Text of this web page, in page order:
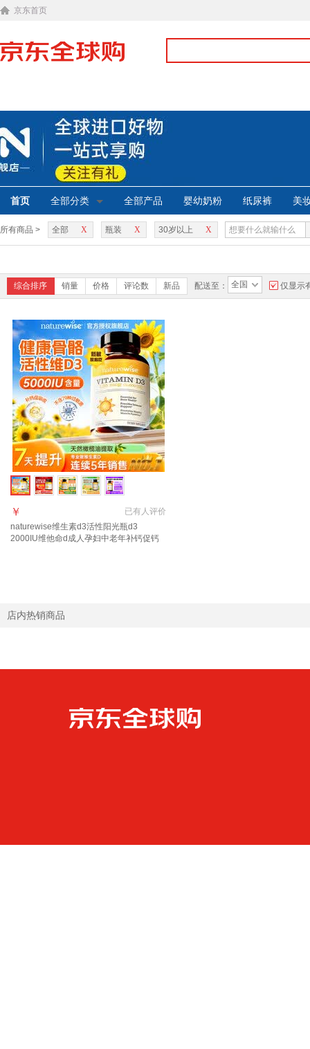
京东首页
首页 全部分类 全部产品 婴幼奶粉 纸尿裤 美
所有商品 > X
全部 X
瓶装 X
30岁以上
综合排序 销量 价格 评论数 新品 配送至： 全国 仅显示
已有人评价
￥
naturewise维生素d3活性阳光瓶d3
2000IU维他命d成人孕妇中老年补钙促钙
店内热销商品